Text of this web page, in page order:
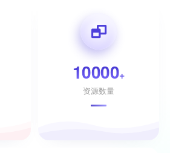
10000+
资源数量